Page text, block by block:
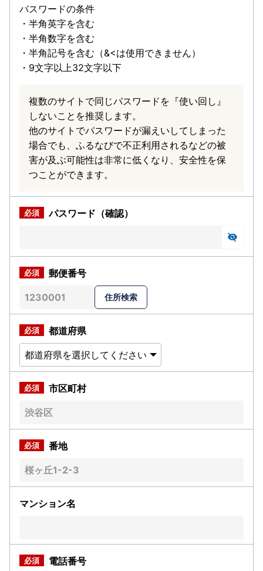
パスワードの条件
・半角英字を含む
・半角数字を含む
・半角記号を含む（&<は使用できません）
・9文字以上32文字以下
複数のサイトで同じパスワードを『使い回し』
しないことを推奨します。
他のサイトでパスワードが漏えいしてしまった
場合でも、ふるなびで不正利用されるなどの被
害が及ぶ可能性は非常に低くなり、安全性を保
つことができます。
パスワード（確認）
郵便番号
都道府県
市区町村
番地
マンション名
電話番号